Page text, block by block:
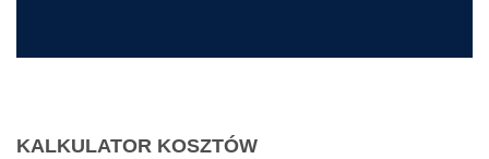
KALKULATOR KOSZTÓW